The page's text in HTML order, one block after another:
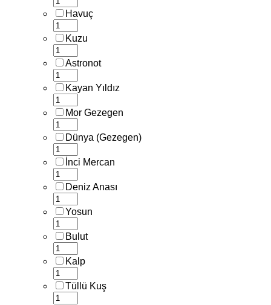
Havuç
Kuzu
Astronot
Kayan Yıldız
Mor Gezegen
Dünya (Gezegen)
İnci Mercan
Deniz Anası
Yosun
Bulut
Kalp
Tüllü Kuş